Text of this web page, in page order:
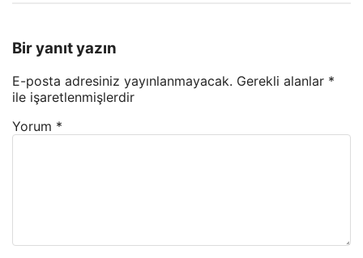
Bir yanıt yazın
E-posta adresiniz yayınlanmayacak. Gerekli alanlar *
ile işaretlenmişlerdir
Yorum *